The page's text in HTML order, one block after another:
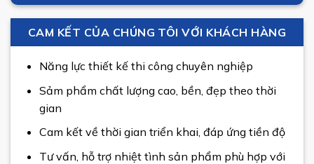
CAM KẾT CỦA CHÚNG TÔI VỚI KHÁCH HÀNG
Năng lực thiết kế thi công chuyên nghiệp
Sảm phẩm chất lượng cao, bền, đẹp theo thời
gian
Cam kết về thời gian triển khai, đáp ứng tiền độ
Tư vấn, hỗ trợ nhiệt tình sản phẩm phù hợp với